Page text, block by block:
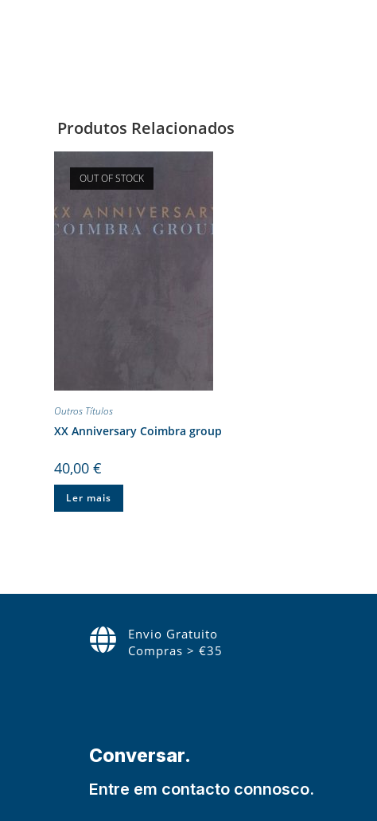
Produtos Relacionados
OUT OF STOCK
Outros Títulos
XX Anniversary Coimbra group
40,00€
Ler mais
Envio Gratuito
Compras > €35
Conversar.
Entre em contacto connosco.